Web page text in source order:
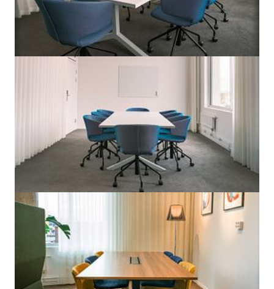
3 695kr/person/mån
Önska visning
Bekvämligheter
Parkering Möblerad Dusch
Frukost
Bar
Visa mer